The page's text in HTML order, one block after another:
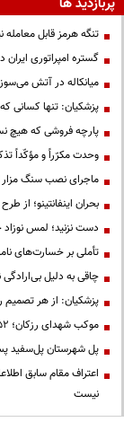
تنگه هرمز قابل معامله
گستره امپراتوری ایران در ۵ قرن پیش از میلاد؛ تصویری از ایران ۲۵
میانکاله در آتش
پزشکیان: تنها کسانی
پارچه فروشی که هیچ
وحدت مکرّراً و مؤکّداً
ماجرای نصب سنگ
بحران اینفانتینو؛ از
دست نزنید؛ لمس
تأملی بر خسارت‌های
چاقی به دلیل
پزشکیان: از هر تصمیم
موکب شهدای رزکان؛ ۱۵۲ شب همدلی، خدمت و میزبانی از مردم ولایت‌مدار شهریار
پل شهرستان پل‌سفید پس از ۲۵ سال به مرحله
اعتراف مقام سابق
نیست